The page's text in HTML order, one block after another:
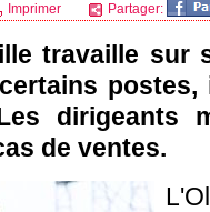
Imprimer Partager:
travaille sur
dirigeants
de ventes.